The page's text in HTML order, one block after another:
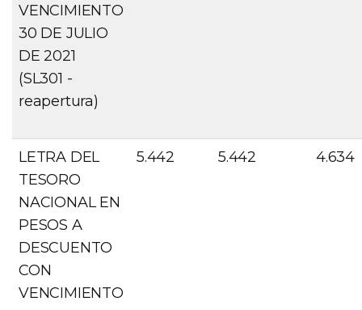
VENCIMIENTO
30 DE JULIO
DE 2021
(SL301 -
reapertura)
LETRA DEL
TESORO
NACIONAL EN
PESOS A
DESCUENTO
CON
VENCIMIENTO
5.442 5.442 4.634